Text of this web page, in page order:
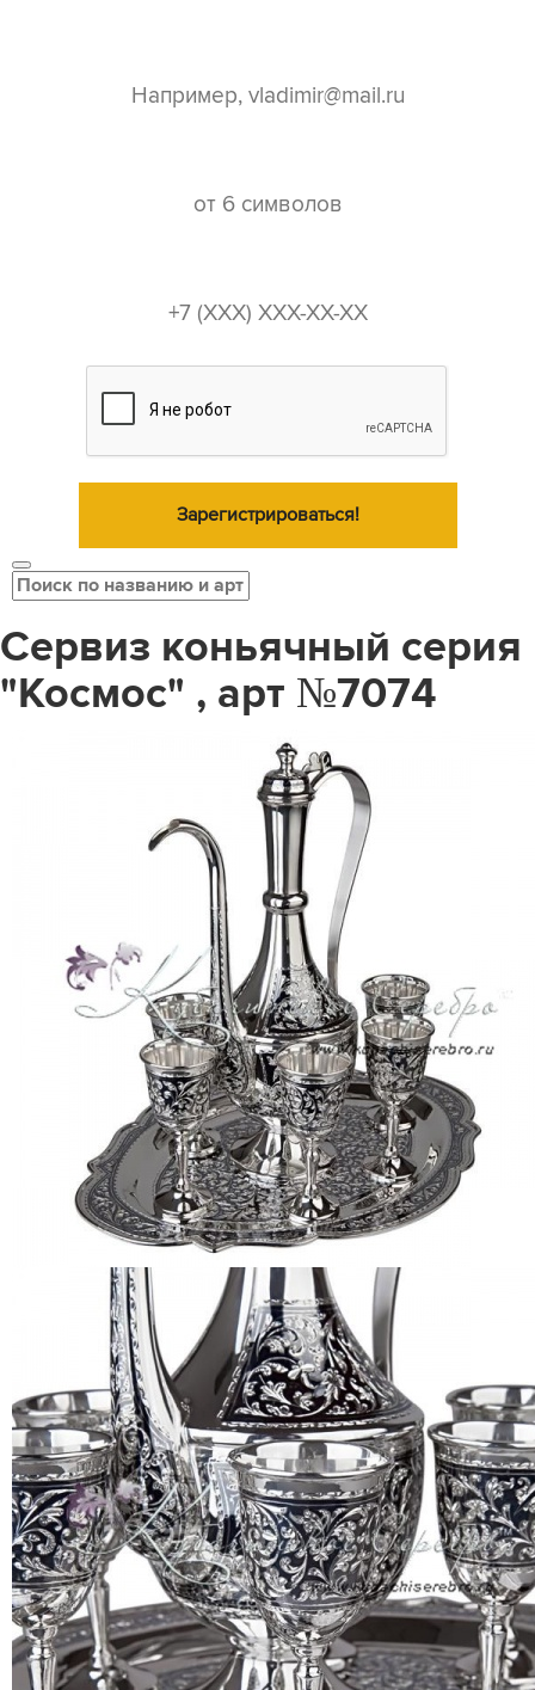
Зарегистрироваться!
Сервиз коньячный серия
"Космос" , арт №7074